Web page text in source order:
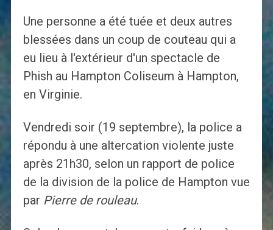
Une personne a été tuée et deux autres
blessées dans un coup de couteau qui a
eu lieu à l'extérieur d'un spectacle de
Phish au Hampton Coliseum à Hampton,
en Virginie.
Vendredi soir (19 septembre), la police a
répondu à une altercation violente juste
après 21h30, selon un rapport de police
de la division de la police de Hampton vue
par Pierre de rouleau.